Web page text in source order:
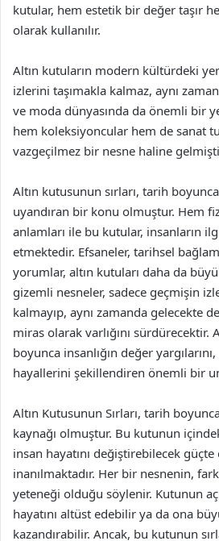
kutular, hem estetik bir değer taşır
olarak kullanılır.
Altın kutuların modern kültürdeki
izlerini taşımakla kalmaz, aynı
ve moda dünyasında da önemli bir
hem koleksiyoncular hem de sanat
vazgeçilmez bir nesne haline
Altın kutusunun sırları, tarih
uyandıran bir konu olmuştur. Hem
anlamları ile bu kutular, insanların
etmektedir. Efsaneler, tarihsel
yorumlar, altın kutuları daha da
gizemli nesneler, sadece geçmişin
kalmayıp, aynı zamanda gelecekte
miras olarak varlığını sürdürecektir.
boyunca insanlığın değer
hayallerini şekillendiren önemli bir
Altın Kutusunun Sırları, tarih
kaynağı olmuştur. Bu kutunun
insan hayatını değiştirebilecek
inanılmaktadır. Her bir nesnenin,
yeteneği olduğu söylenir. Kutunun
hayatını altüst edebilir ya da ona
kazandırabilir. Ancak, bu kutunun